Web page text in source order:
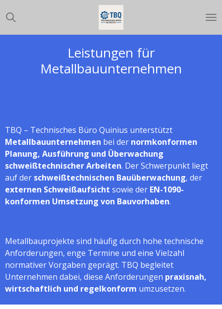
Hauptinhalt
springen
Leistungen für
Metallbauunternehmen
TBQ – Technisches Büro Quinius unterstützt
Metallbauunternehmen bei der normkonformen
Planung, Ausführung und Überwachung
schweißtechnischer Arbeiten. Der Schwerpunkt liegt
auf der schweißtechnischen Bauüberwachung, der
externen Schweißaufsicht sowie der EN-1090-
konformen Umsetzung von Bauvorhaben.
Metallbauprojekte sind häufig durch hohe technische
Anforderungen, enge Termine und eine Vielzahl
normativer Vorgaben geprägt. TBQ begleitet
Unternehmen dabei, diese Anforderungen praxisnah,
wirtschaftlich und regelkonform umzusetzen.